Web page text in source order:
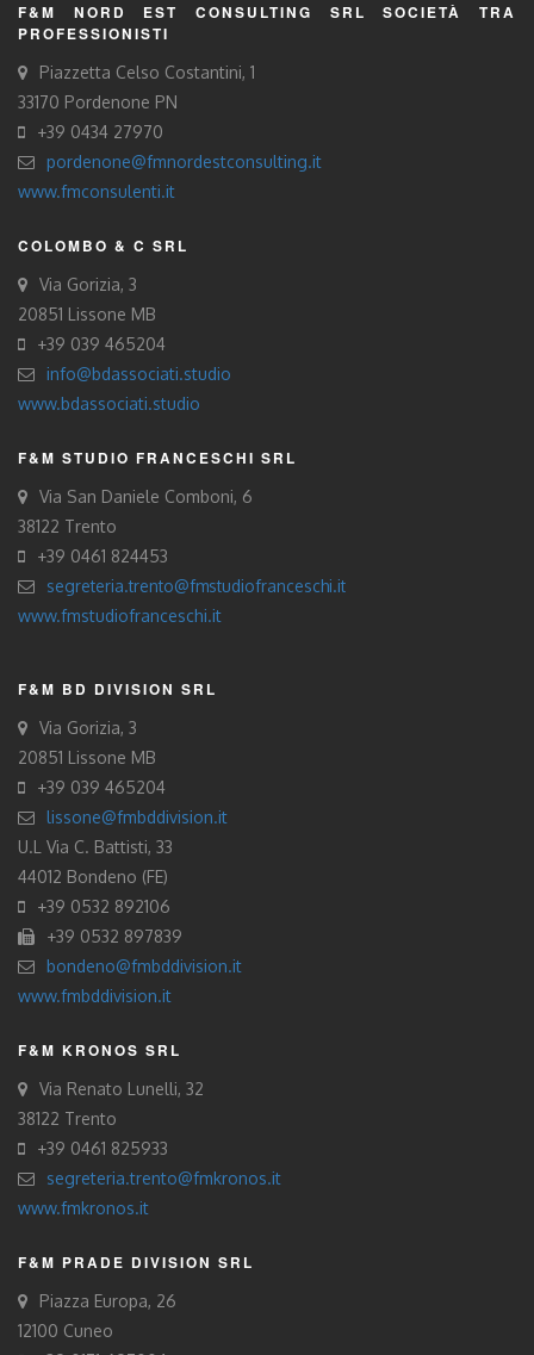
F&M NORD EST CONSULTING SRL SOCIETÀ TRA
PROFESSIONISTI
Piazzetta Celso Costantini, 1
33170 Pordenone PN
+39 0434 27970
pordenone@fmnordestconsulting.it
www.fmconsulenti.it
COLOMBO & C SRL
Via Gorizia, 3
20851 Lissone MB
+39 039 465204
info@bdassociati.studio
www.bdassociati.studio
F&M STUDIO FRANCESCHI SRL
Via San Daniele Comboni, 6
38122 Trento
+39 0461 824453
segreteria.trento@fmstudiofranceschi.it
www.fmstudiofranceschi.it
F&M BD DIVISION SRL
Via Gorizia, 3
20851 Lissone MB
+39 039 465204
lissone@fmbddivision.it
U.L Via C. Battisti, 33
44012 Bondeno (FE)
+39 0532 892106
+39 0532 897839
bondeno@fmbddivision.it
www.fmbddivision.it
F&M KRONOS SRL
Via Renato Lunelli, 32
38122 Trento
+39 0461 825933
segreteria.trento@fmkronos.it
www.fmkronos.it
F&M PRADE DIVISION SRL
Piazza Europa, 26
12100 Cuneo